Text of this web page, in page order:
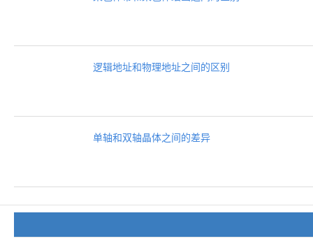
逻辑地址和物理地址之间的区别
单轴和双轴晶体之间的差异